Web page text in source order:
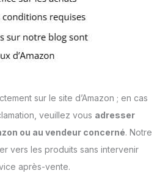
sur le site d’Amazon ; en cas
veuillez vous adresser
ou au vendeur concerné. Notre
vers les produits sans intervenir
après-vente.